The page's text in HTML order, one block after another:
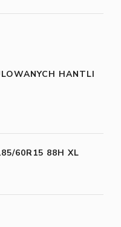
HANTLI
60R15 88H XL